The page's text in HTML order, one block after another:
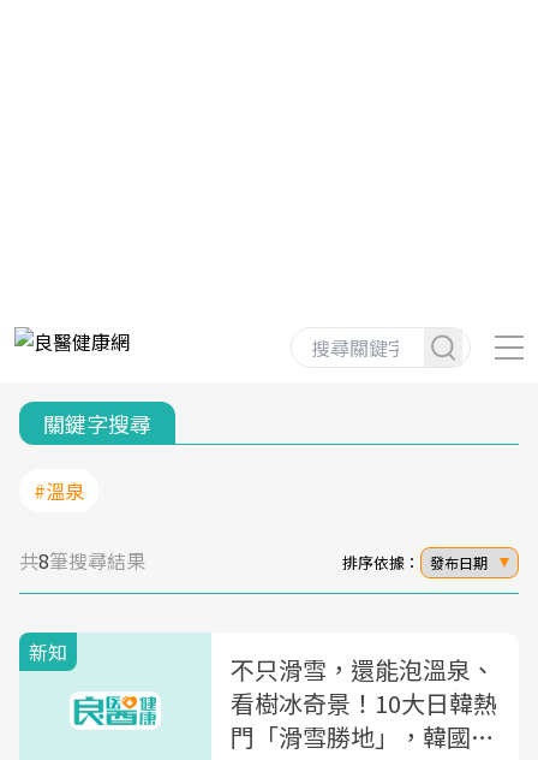
關鍵字搜尋
#溫泉
共8筆搜尋結果 排序依據： 發布日期
新知
不只滑雪，還能泡溫泉、
看樹冰奇景！10大日韓熱
門「滑雪勝地」，韓國這